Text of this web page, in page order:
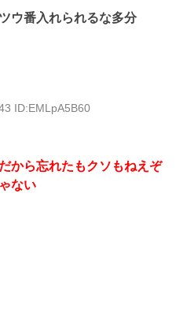
ウ番入れられるな多分
ID:EMLpA5B60
から忘れたもクソもねえぞ
ない